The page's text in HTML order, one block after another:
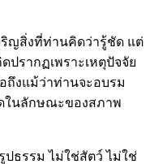
ญสิ่งที่ท่านคิดว่ารู้ชัด แต่
ปรากฏเพราะเหตุปัจจัย
ถึงแม้ว่าท่านจะอบรม
ในลักษณะของสภาพ
ปธรรม ไม่ใช่สัตว์ ไม่ใช่